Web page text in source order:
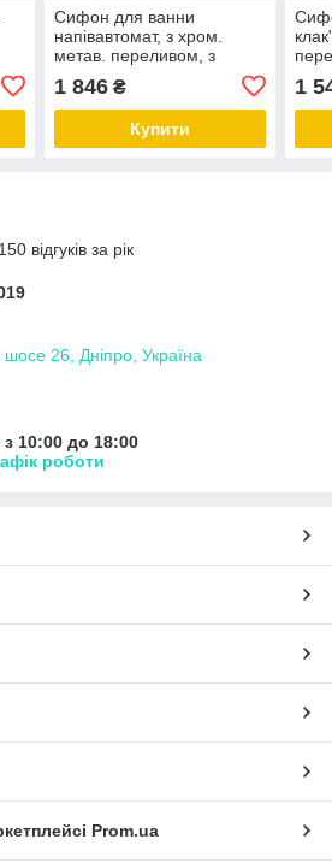
Сифон для ванни
напівавтомат, з хром.
метав. переливом, з
40х40/50, VTM А-23089
1 846₴
Купити
1
відгуків за рік
шосе 26, Дніпро, Україна
10:00 до 18:00
роботи
Prom.ua